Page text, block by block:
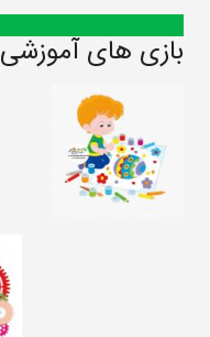
بازی های آموزشی